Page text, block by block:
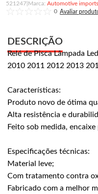
521247
Automotive imports
0
DESCRIÇÃO
Relé de Pisca Lâmpada
2010 2011 2012 2013
Características:
Produto novo de ótima
Alta resistência e
Feito sob medida,
Especificações técnicas:
Material leve;
Com tratamento contra
Fabricado com a melhor